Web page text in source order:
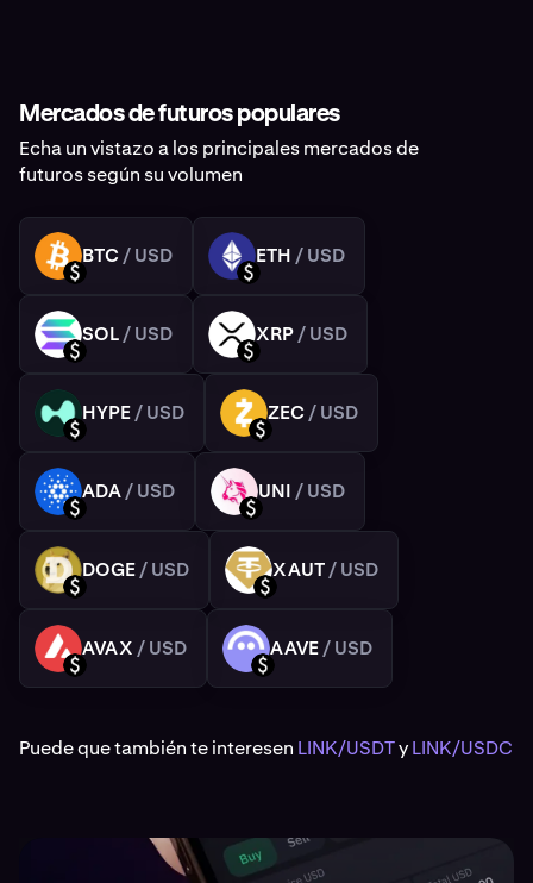
Mercados de futuros populares
Echa un vistazo a los principales mercados de
futuros según su volumen
BTC
USD
BTC / USD
ETH
USD
ETH / USD
SOL
USD
SOL/ USD
XRP
USD
XRP/ USD
HYPE
USD
HYPE/ USD
ZEC
USD
ZEC / USD
ADA
USD
ADA/ USD
UNI
USD
UNI / USD
DOGE
USD
DOGE/ USD
XAUT
USD
XAUT/ USD
AVAX
USD
AVAX / USD
AAVE
USD
AAVE/ USD
Puede que también te interesen LINK/USDTyLINK/USDC